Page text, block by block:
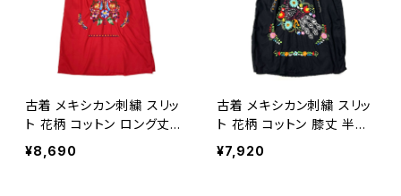
古着 メキシカン刺繍 スリッ
ト 花柄 コットン ロング丈
半袖 ワンピース 赤 (otu26
06048)
¥8,690
古着 メキシカン刺繍 スリッ
ト 花柄 コットン 膝丈 半袖
ワンピース 黒 (otu26060
90)
¥7,920